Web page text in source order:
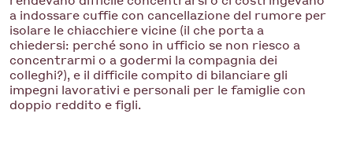
a indossare cuffie con cancellazione del rumore per
isolare le chiacchiere vicine (il che porta a
chiedersi: perché sono in ufficio se non riesco a
concentrarmi o a godermi la compagnia dei
colleghi?), e il difficile compito di bilanciare gli
impegni lavorativi e personali per le famiglie con
doppio reddito e figli.